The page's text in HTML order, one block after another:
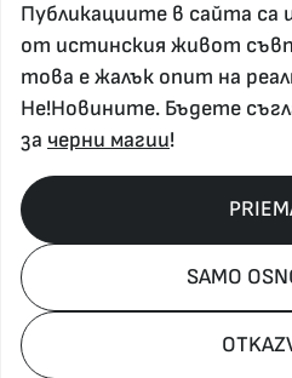
За реклама и връзка с нас,
nenovinite@gmail.com
Контакт
За нас
Напиши Не!Новина
Абонирай се
Публикациите в сайта са
от истинския живот
това е жалък опит на
Не!Новините. Бъдете
за черни магии!
SAMO